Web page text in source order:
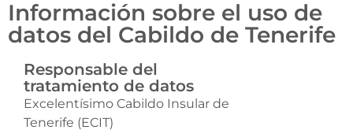
Información sobre el uso de
datos del Cabildo de Tenerife
Responsable del
tratamiento de datos
Excelentísimo Cabildo Insular de
Tenerife (ECIT)